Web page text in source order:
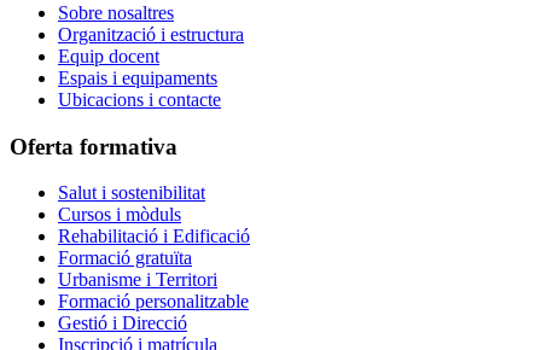
Sobre nosaltres
Organització i estructura
Equip docent
Espais i equipaments
Ubicacions i contacte
Oferta formativa
Salut i sostenibilitat
Cursos i mòduls
Rehabilitació i Edificació
Formació gratuïta
Urbanisme i Territori
Formació personalitzable
Gestió i Direcció
Inscripció i matrícula